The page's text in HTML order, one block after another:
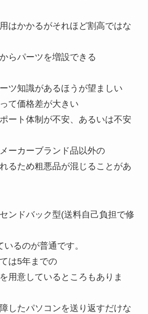
はかかるがそれほど割高ではな
らパーツを増設できる
ツ知識があるほうが望ましい
て価格差が大きい
ート体制が不安、あるいは不安
ーカーブランド品以外の
るため粗悪品が混じることがあ
ンドバック型(送料自己負担で修
るのが普通です。
は5年までの
用意しているところもありま
したパソコンを送り返すだけな